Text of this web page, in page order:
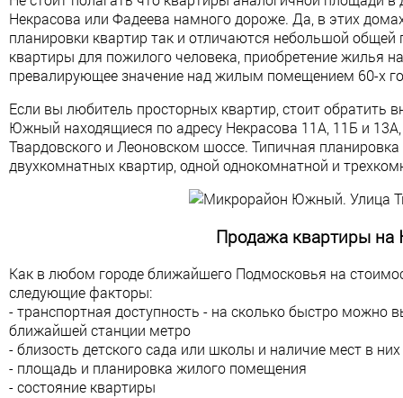
Некрасова или Фадеева намного дороже. Да, в этих
планировки квартир так и отличаются небольшой
квартиры для пожилого человека, приобретение жилья
превалирующее значение над жилым помещением 60-х
Если вы любитель просторных квартир, стоит обратить
Южный находящиеся по адресу Некрасова 11А, 11Б и
Твардовского и Леоновском шоссе. Типичная планировка
двухкомнатных квартир, одной однокомнатной и
Продажа квартиры
Как в любом городе ближайшего Подмосковья на
следующие факторы:
- транспортная доступность - на сколько быстро можно
ближайшей станции метро
- близость детского сада или школы и наличие мест в них
- площадь и планировка жилого помещения
- состояние квартиры